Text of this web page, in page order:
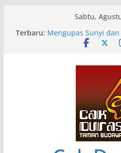
Sabtu,
Terbaru: Pameran Lukisan
Kota Blitar : Ketika
Mengupas Sunyi dan
Menjaga Marwah
Kunjungan Kerja Ir.
(BHS) Anggota DPR
Pameran Tunggal 35
“Tumbang
Derita Pekerja